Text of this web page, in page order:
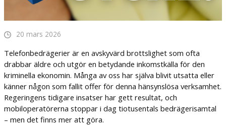
20 mars 2026
Telefonbedrägerier är en avskyvärd brottslighet som ofta
drabbar äldre och utgör en betydande inkomstkälla för den
kriminella ekonomin. Många av oss har själva blivit utsatta eller
känner någon som fallit offer för denna hänsynslösa verksamhet.
Regeringens tidigare insatser har gett resultat, och
mobiloperatörerna stoppar i dag tiotusentals bedrägerisamtal
– men det finns mer att göra.